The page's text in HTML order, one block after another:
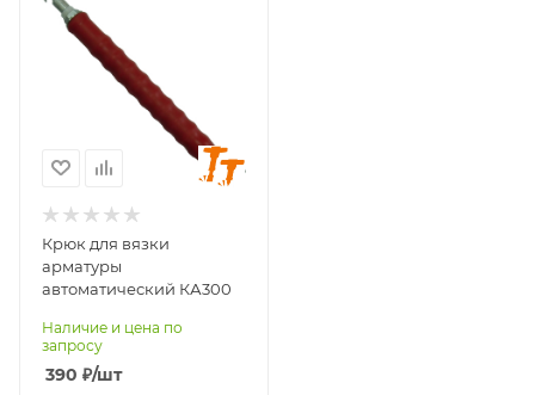
Крюк для вязки
арматуры
автоматический КА300
Наличие и цена по
запросу
390 ₽/шт